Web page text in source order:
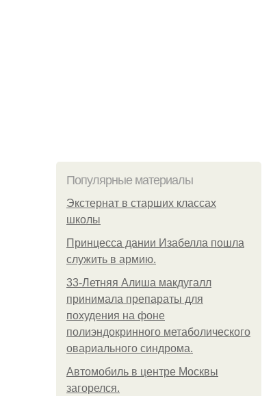
Популярные материалы
Экстернат в старших классах
школы
Принцесса дании Изабелла пошла
служить в армию.
33-Летняя Алиша макдугалл
принимала препараты для
похудения на фоне
полиэндокринного метаболического
овариального синдрома.
Автомобиль в центре Москвы
загорелся.